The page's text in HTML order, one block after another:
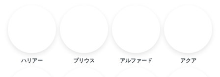
ハリアー プリウス アルファード アクア